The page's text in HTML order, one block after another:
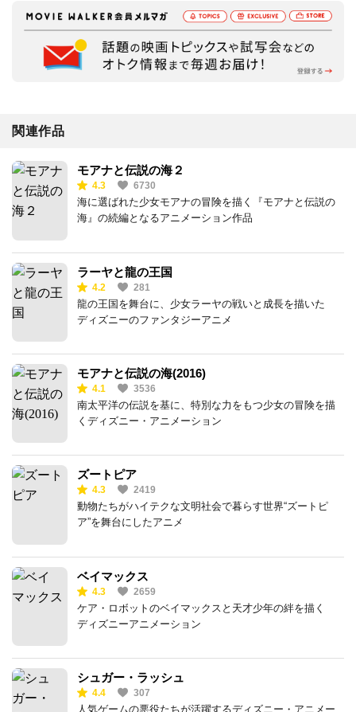
関連作品
モアナと伝説の海２
4.3 6730
海に選ばれた少女モアナの冒険を描く『モアナと伝説の
海』の続編となるアニメーション作品
ラーヤと龍の王国
4.2 281
龍の王国を舞台に、少女ラーヤの戦いと成長を描いた
ディズニーのファンタジーアニメ
モアナと伝説の海(2016)
4.1 3536
南太平洋の伝説を基に、特別な力をもつ少女の冒険を描
くディズニー・アニメーション
ズートピア
4.3 2419
動物たちがハイテクな文明社会で暮らす世界“ズートピ
ア”を舞台にしたアニメ
ベイマックス
4.3 2659
ケア・ロボットのベイマックスと天才少年の絆を描く
ディズニーアニメーション
シュガー・ラッシュ
4.4 307
人気ゲームの悪役たちが活躍するディズニー・アニメー